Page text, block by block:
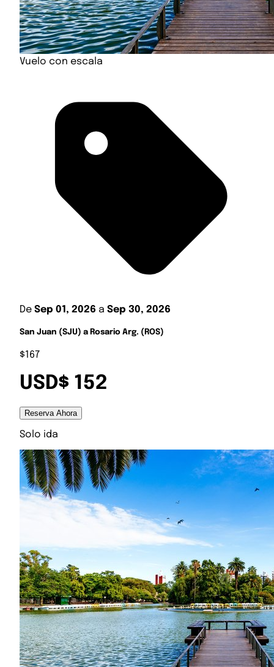
Vuelo con escala
De Sep 01, 2026 a Sep 30, 2026
San Juan (SJU) a Rosario Arg. (ROS)
$167
USD$ 152
Reserva Ahora
Solo ida